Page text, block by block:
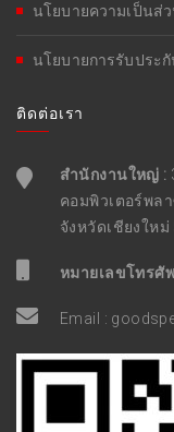
นโยบายความเป็นส่
นโยบายการรับประ
ติดต่อเรา
สำนักงานใหญ่ :
คอมพิวเตอร์พล
จังหวัดเชียงใหม่
หมายเลขโทรศั
Email :